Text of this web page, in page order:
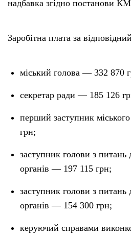
надбавка згідно постанови
Заробітна плата за
міський голова — 332 870
секретар ради — 185 126
перший заступник
грн;
заступник голови з питань
органів — 197 115 грн;
заступник голови з питань
органів — 154 300 грн;
керуючий справами